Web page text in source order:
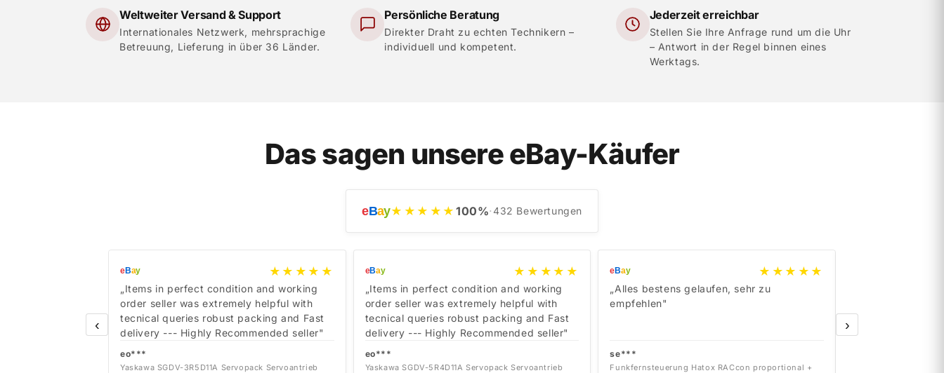
Weltweiter Versand & Support
Internationales Netzwerk, mehrsprachige
Betreuung, Lieferung in über 36 Länder.
Persönliche Beratung
Direkter Draht zu echten Technikern –
individuell und kompetent.
Jederzeit erreichbar
Stellen Sie Ihre Anfrage rund um die Uhr
– Antwort in der Regel binnen eines
Werktags.
Das sagen unsere eBay-Käufer
eBay★★★★★ 100%· 432 Bewertungen
‹
eBay ★★★★★
„Items in perfect condition and working
order seller was extremely helpful with
tecnical queries robust packing and Fast
delivery --- Highly Recommended seller"
eo***
Yaskawa SGDV-3R5D11A Servopack Servoantrieb
eBay ★★★★★
„Items in perfect condition and working
order seller was extremely helpful with
tecnical queries robust packing and Fast
delivery --- Highly Recommended seller"
eo***
Yaskawa SGDV-5R4D11A Servopack Servoantrieb
eBay ★★★★★
„Alles bestens gelaufen, sehr zu
empfehlen"
se***
Funkfernsteuerung Hatox RACcon proportional +
›